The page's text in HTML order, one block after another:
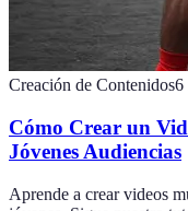
Creación de Contenidos6
Cómo Crear un
Jóvenes Audiencias
Aprende a crear videos